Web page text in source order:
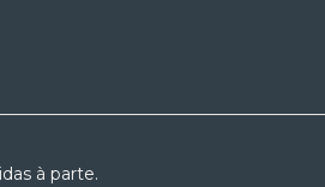
à parte.